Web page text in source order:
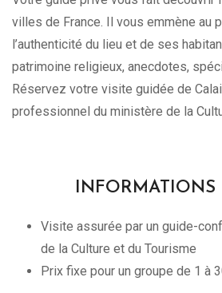
villes de France. Il vous emmène au
l’authenticité du lieu et de ses
patrimoine religieux, anecdotes,
Réservez votre visite guidée de
professionnel du ministère de la
INFORMATIONS
Visite assurée par un guide-
de la Culture et du Tourisme
Prix fixe pour un groupe de 1 à